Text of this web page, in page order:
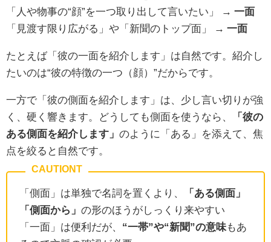
「人や物事の“顔”を一つ取り出して言いたい」 → 一面
「見渡す限り広がる」や「新聞のトップ面」 → 一面
たとえば「彼の一面を紹介します」は自然です。紹介し
たいのは“彼の特徴の一つ（顔）”だからです。
一方で「彼の側面を紹介します」は、少し言い切りが強
く、硬く響きます。どうしても側面を使うなら、
「彼の
ある側面を紹介します」 のように「ある」を添えて、焦
点を絞ると自然です。
「側面」は単独で名詞を置くより、
「ある側面」
「側面から」 の形のほうがしっくり来やすい
「一面」は便利だが、 “一帯”や“新聞”の意味もあ